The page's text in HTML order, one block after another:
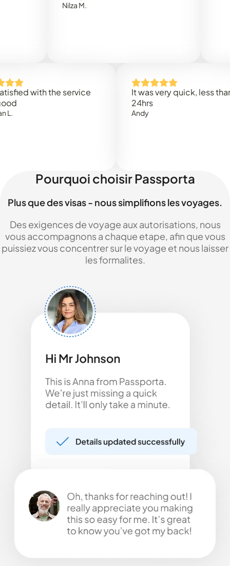
with the service
It was very quick, less than
Pourquoi choisir Passporta
Plus que des visas - nous simplifions les voyages.
Des exigences de voyage aux autorisations, nous
vous accompagnons a chaque etape, afin que vous
puissiez vous concentrer sur le voyage et nous laisser
les formalites.